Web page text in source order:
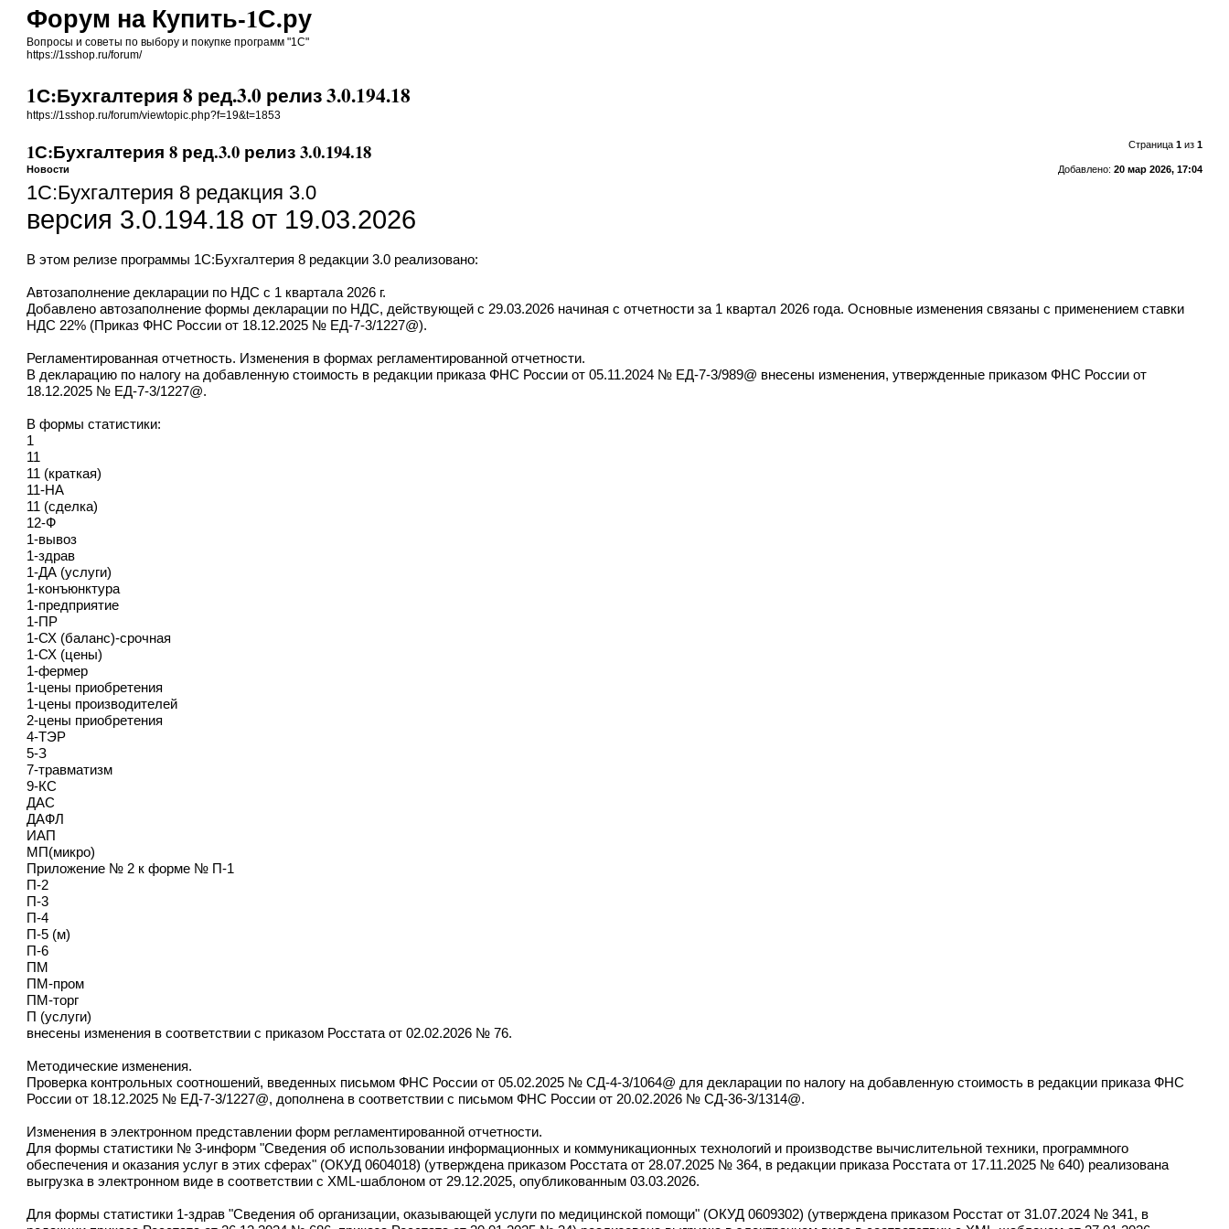
Форум на Купить-1С.ру
Вопросы и советы по выбору и покупке программ "1С"
https://1sshop.ru/forum/
1С:Бухгалтерия 8 ред.3.0 релиз 3.0.194.18
https://1sshop.ru/forum/viewtopic.php?f=19&t=1853
Страница 1из 1
1С:Бухгалтерия 8 ред.3.0 релиз 3.0.194.18
Добавлено: 20 мар 2026, 17:04
Новости
1С:Бухгалтерия 8 редакция 3.0
версия 3.0.194.18 от 19.03.2026
В этом релизе программы 1С:Бухгалтерия 8 редакции 3.0 реализовано:
Автозаполнение декларации по НДС с 1 квартала 2026 г.
Добавлено автозаполнение формы декларации по НДС, действующей с 29.03.2026 начиная с отчетности за 1 квартал 2026 года. Основные изменения связаны с применением ставки
НДС 22% (Приказ ФНС России от 18.12.2025 № ЕД-7-3/1227@).
Регламентированная отчетность. Изменения в формах регламентированной отчетности.
В декларацию по налогу на добавленную стоимость в редакции приказа ФНС России от 05.11.2024 № ЕД-7-3/989@ внесены изменения, утвержденные приказом ФНС России от
18.12.2025 № ЕД-7-3/1227@.
В формы статистики:
1
11
11 (краткая)
11-НА
11 (сделка)
12-Ф
1-вывоз
1-здрав
1-ДА (услуги)
1-конъюнктура
1-предприятие
1-ПР
1-СХ (баланс)-срочная
1-СХ (цены)
1-фермер
1-цены приобретения
1-цены производителей
2-цены приобретения
4-ТЭР
5-З
7-травматизм
9-КС
ДАС
ДАФЛ
ИАП
МП(микро)
Приложение № 2 к форме № П-1
П-2
П-3
П-4
П-5 (м)
П-6
ПМ
ПМ-пром
ПМ-торг
П (услуги)
внесены изменения в соответствии с приказом Росстата от 02.02.2026 № 76.
Методические изменения.
Проверка контрольных соотношений, введенных письмом ФНС России от 05.02.2025 № СД-4-3/1064@ для декларации по налогу на добавленную стоимость в редакции приказа ФНС
России от 18.12.2025 № ЕД-7-3/1227@, дополнена в соответствии с письмом ФНС России от 20.02.2026 № СД-36-3/1314@.
Изменения в электронном представлении форм регламентированной отчетности.
Для формы статистики № 3-информ "Сведения об использовании информационных и коммуникационных технологий и производстве вычислительной техники, программного
обеспечения и оказания услуг в этих сферах" (ОКУД 0604018) (утверждена приказом Росстата от 28.07.2025 № 364, в редакции приказа Росстата от 17.11.2025 № 640) реализована
выгрузка в электронном виде в соответствии с XML-шаблоном от 29.12.2025, опубликованным 03.03.2026.
Для формы статистики 1-здрав "Сведения об организации, оказывающей услуги по медицинской помощи" (ОКУД 0609302) (утверждена приказом Росстат от 31.07.2024 № 341, в